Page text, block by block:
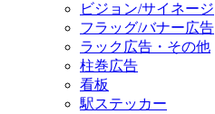
ビジョン/サイネージ
フラッグ/バナー広告
ラック広告・その他
柱巻広告
看板
駅ステッカー